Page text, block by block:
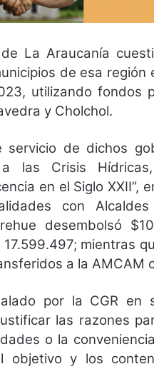
La Araucanía
de esa región
utilizando fondos
y Cholchol.
servicio de dichos
a las Crisis
en el Siglo XXII”,
con
desembolsó
mientras
a la AMCAM
por la CGR en
las razones
o la
objetivo y los